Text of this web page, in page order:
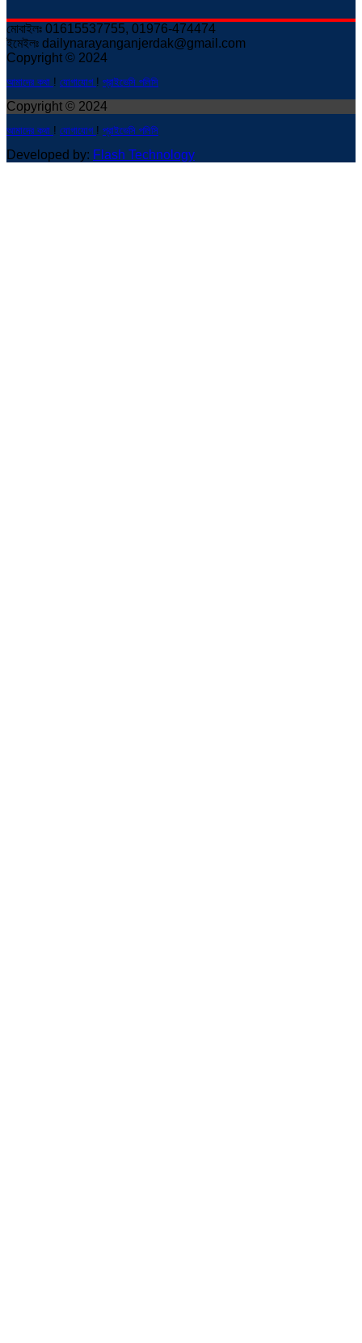
মোবাইলঃ 01615537755, 01976-474474
ইমেইলঃ dailynarayanganjerdak@gmail.com
Copyright © 2024
আমাদের কথা ! যোগাযোগ ! প্রাইভেসি পলিসি
Copyright © 2024
আমাদের কথা ! যোগাযোগ ! প্রাইভেসি পলিসি
Developed by: Flash Technology